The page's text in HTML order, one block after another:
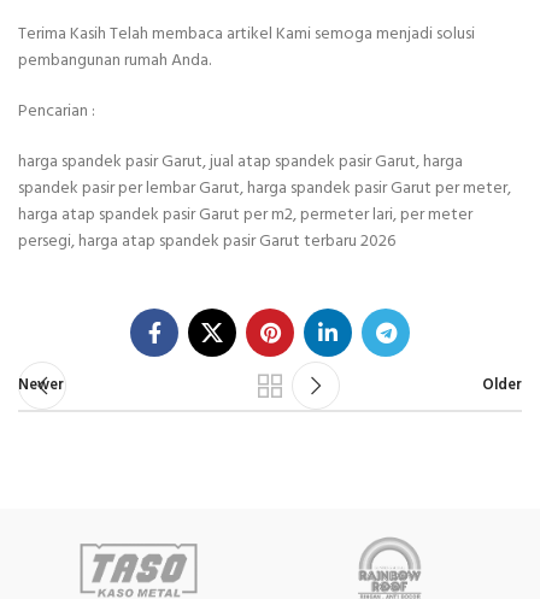
Terima Kasih Telah membaca artikel Kami semoga menjadi solusi
pembangunan rumah Anda.
Pencarian :
harga spandek pasir Garut, jual atap spandek pasir Garut, harga
spandek pasir per lembar Garut, harga spandek pasir Garut per meter,
harga atap spandek pasir Garut per m2, permeter lari, per meter
persegi, harga atap spandek pasir Garut terbaru 2026
Newer Older